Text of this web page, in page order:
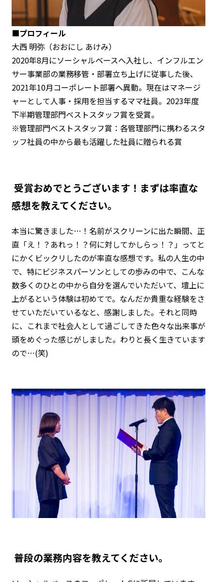
■プロフィール
大西 明弥（おおにし あけみ）
2020年8月にソーシャルベースへ入社し、インフルエン
サー事業部の業務移管・部署立ち上げに従事した後、
2021年10月コーポレート部署へ異動。現在はマネージ
ャーとして人事・採用を担当するママ社員。2023年度
下半期管理部門ベストスタッフ賞を受賞。
※管理部門ベストスタッフ賞：各管理部門に携わるスタ
ッフ社員の中から最も活躍した社員に贈られる賞
―― 受賞おめでとうございます！まずは率直な
感想を教えてください。
本当に驚きました…！名前がスクリーンに出た瞬間、正
直「え！？あれっ！？何に対してかしらっ！？」ってと
にかくビックリしたのが率直な感想です。私の人生の中
で、特にビジネスパーソンとしての歩みの中で、こんな
数多くのひとの中から自分を選んでいただいて、壇上に
上がるという体験は初めてで。なんだか貴重な経験をさ
せていただいているなと、感謝しました。それと同時
に、これまで社会人として過ごしてきた色々な出来事が
頭をめぐった感じがしました。わりと長く生きています
ので…(笑)
―― 普段の業務内容を教えてください。